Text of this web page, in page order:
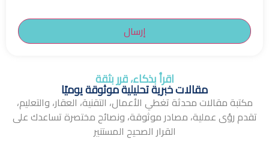
اقرأ بذكاء، قرر بثقة
مقالات خبرية تحليلية موثوقة يوميًا
مكتبة مقالات محدثة تغطي الأعمال، التقنية، العقار، والتعليم،
تقدم رؤى عملية، مصادر موثوقة، ونصائح مختصرة تساعدك على
القرار الصحيح المستنير